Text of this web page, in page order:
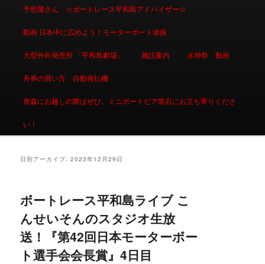
予想屋さん ☆ボートレース平和島アドバイザー☆
動画 日本中に広めよう！モーターボート体操
大型外向発売所 「平和島劇場」 施設案内 水神祭 動画
舟券の買い方 自動発払機
青森にお越しの際はぜひ、ミニボートピア黒石にお立ち寄りくださ
い！
日別アーカイブ:2023年12月29日
ボートレース平和島ライブ こ
んせいそんのスタジオ生放
送！『第42回日本モーターボー
ト選手会会長賞』4日目